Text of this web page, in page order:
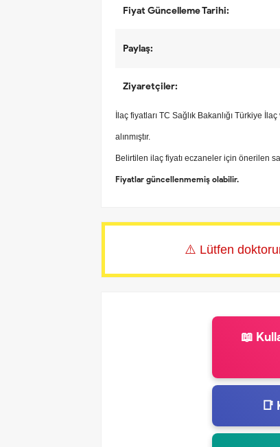
Fiyat Güncelleme Tarihi:
Paylaş:
Ziyaretçiler:
İlaç fiyatları TC Sağlık Bakanlığı Türkiye
alınmıştır.
Belirtilen ilaç fiyatı eczaneler için önerilen
Fiyatlar güncellenmemiş olabilir.
⚠️ Lütfen
📖
📑